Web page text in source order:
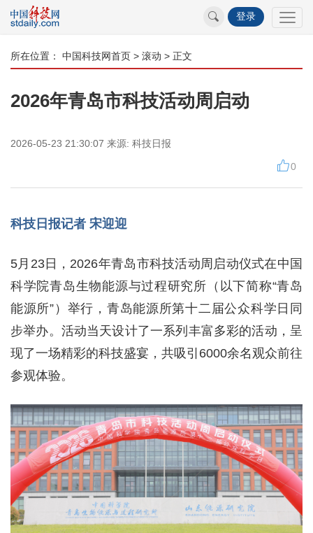
登录
所在位置： 中国科技网首页 > 滚动 > 正文
2026年青岛市科技活动周启动
2026-05-23 21:30:07 来源: 科技日报
0
科技日报记者 宋迎迎
5月23日，2026年青岛市科技活动周启动仪式在中国
科学院青岛生物能源与过程研究所（以下简称“青岛
能源所”）举行，青岛能源所第十二届公众科学日同
步举办。活动当天设计了一系列丰富多彩的活动，呈
现了一场精彩的科技盛宴，共吸引6000余名观众前往
参观体验。